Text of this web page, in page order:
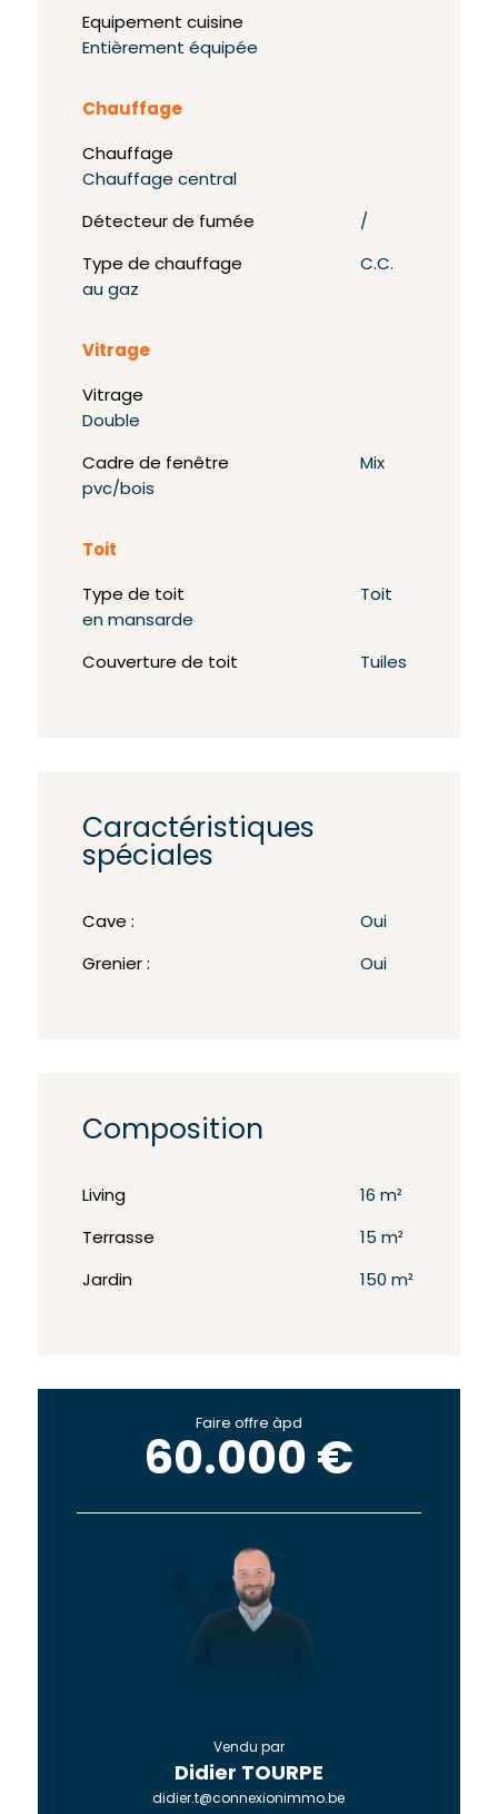
Equipement cuisine
Entièrement équipée
Chauffage
Chauffage
Chauffage central
Détecteur de fumée /
Type de chauffage
C.C.
au gaz
Vitrage
Vitrage
Double
Cadre de fenêtre
Mix
pvc/bois
Toit
Type de toit
Toit
en mansarde
Couverture de toit Tuiles
Caractéristiques
spéciales
Cave : Oui
Grenier : Oui
Composition
Living 16 m²
Terrasse 15 m²
Jardin 150 m²
Faire offre àpd
60.000 €
Vendu par
Didier TOURPE
didier.t@connexionimmo.be